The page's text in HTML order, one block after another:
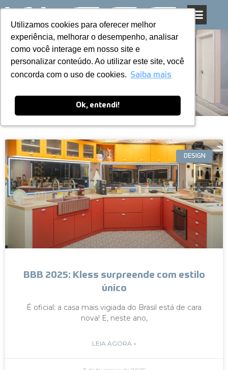
Utilizamos cookies para oferecer melhor
experiência, melhorar o desempenho, analisar
como você interage em nosso site e
personalizar conteúdo. Ao utilizar este site, você
concorda com o uso de cookies. Saiba mais
Ok, entendi!
Utilizamos cookies para oferecer melhor
experiência, melhorar o desempenho, analisar
como você interage em nosso site e
personalizar conteúdo. Ao utilizar este site, você
concorda com o uso de cookies. Saiba mais
Ok, entendi!
Pular
para
o
conteúdo
Blog
DESIGN
BBB 2025: Kless surpreende com estilo
único
É oficial: a casa mais vigiada do Brasil está de cara
nova! E, neste ano,
LEIA AGORA »